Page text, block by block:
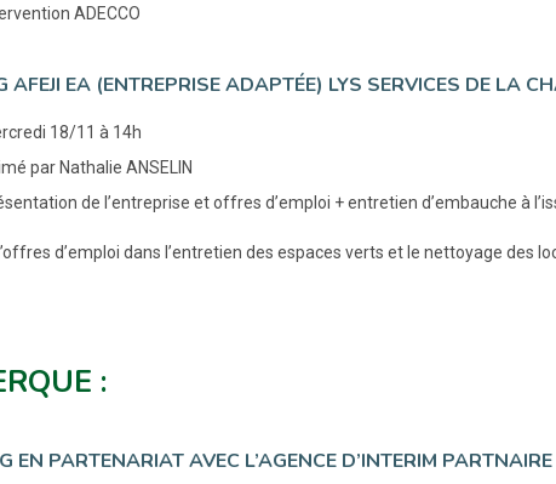
ADECCO
AFEJI EA (ENTREPRISE ADAPTÉE) LYS SERVICES DE LA
18/11 à 14h
par Nathalie ANSELIN
de l’entreprise et offres d’emploi + entretien d’embauche à
d’emploi dans l’entretien des espaces verts et le nettoyage des
:
EN PARTENARIAT AVEC L’AGENCE D’INTERIM PARTNAIRE